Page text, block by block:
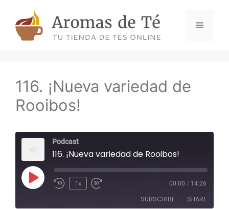
content
Menu
116. ¡Nueva variedad de
Rooibos!
Podcast
116. ¡Nueva variedad de Rooibos!
Play
1x 00:00 / 14:26
SUBSCRIBE SHARE